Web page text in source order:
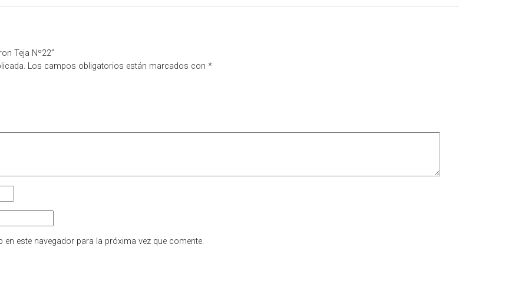
Teja Nº22”
Los campos obligatorios están marcados con *
este navegador para la próxima vez que comente.